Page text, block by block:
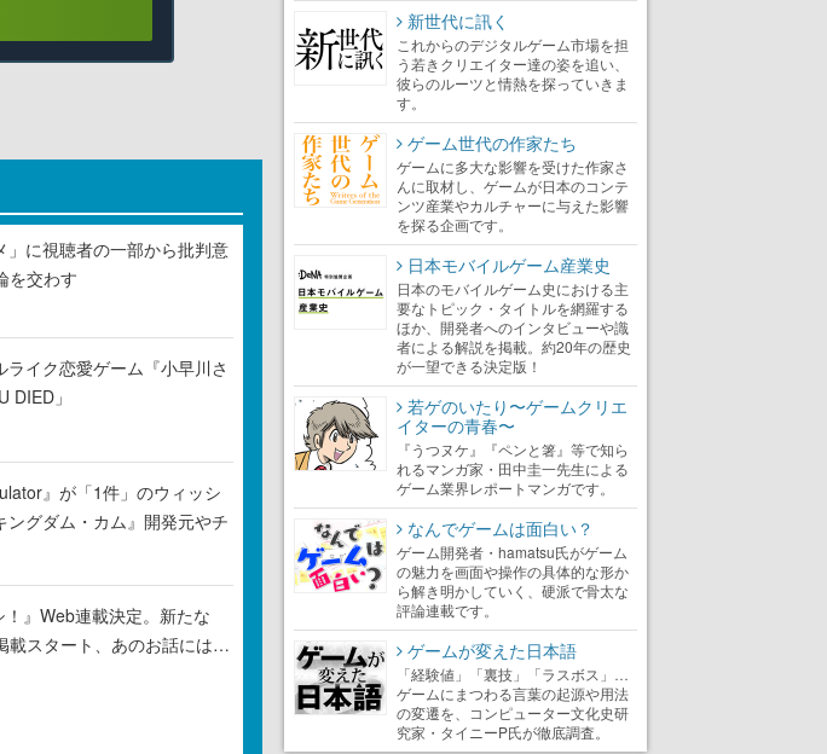
」に視聴者の一部から批判意
を交わす
ライク恋愛ゲーム『小早川さ
DIED」
』が「1件」のウィッシ
ングダム・カム』開発元やチ
！』Web連載決定。新たな
載スタート、あのお話には…
新世代に訊く
これからのデジタルゲーム市場を担
う若きクリエイター達の姿を追い、
彼らのルーツと情熱を探っていきま
す。
ゲーム世代の作家たち
ゲームに多大な影響を受けた作家さ
んに取材し、ゲームが日本のコンテ
ンツ産業やカルチャーに与えた影響
を探る企画です。
日本モバイルゲーム産業史
日本のモバイルゲーム史における主
要なトピック・タイトルを網羅する
ほか、開発者へのインタビューや識
者による解説を掲載。約20年の歴史
が一望できる決定版！
若ゲのいたり〜ゲームクリエ
イターの青春〜
『うつヌケ』『ペンと箸』等で知ら
れるマンガ家・田中圭一先生による
ゲーム業界レポートマンガです。
なんでゲームは面白い？
ゲーム開発者・hamatsu氏がゲーム
の魅力を画面や操作の具体的な形か
ら解き明かしていく、硬派で骨太な
評論連載です。
ゲームが変えた日本語
「経験値」「裏技」「ラスボス」…
ゲームにまつわる言葉の起源や用法
の変遷を、コンピューター文化史研
究家・タイニーP氏が徹底調査。